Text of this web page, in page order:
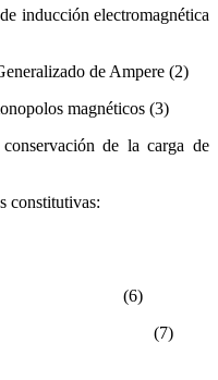
inducción electromagnética
de Ampere (2)
magnéticos (3)
de la carga de
constitutivas: